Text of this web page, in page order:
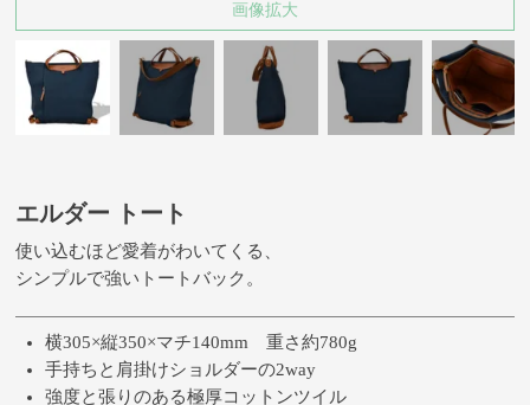
画像拡大
エルダー トート
使い込むほど愛着がわいてくる、
シンプルで強いトートバック。
横305×縦350×マチ140mm 重さ約780g
手持ちと肩掛けショルダーの2way
強度と張りのある極厚コットンツイル